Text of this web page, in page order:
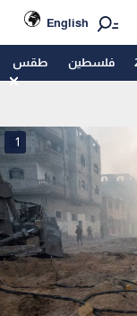
English
فلسطين طقس
1